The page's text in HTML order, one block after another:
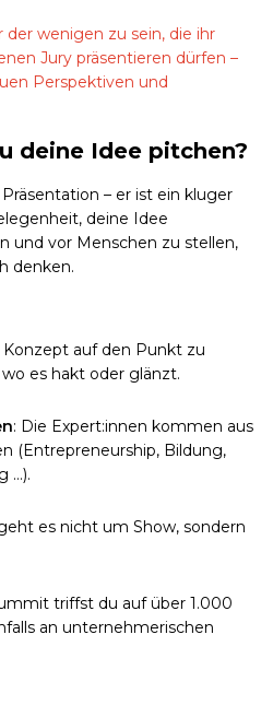
der wenigen zu sein, die ihr
Jury präsentieren dürfen –
Perspektiven und
deine Idee pitchen?
– er ist ein kluger
deine Idee
und vor Menschen zu stellen,
denken.
Konzept auf den Punkt zu
es hakt oder glänzt.
: Die Expert:innen kommen aus
(Entrepreneurship, Bildung,
…).
es nicht um Show, sondern
triffst du auf über 1.000
an unternehmerischen